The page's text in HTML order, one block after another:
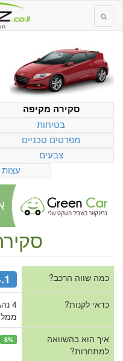
סקירה מקיפה
בטיחות
מפרטים טכניים
צבעים
כמה שווה הרכב?
כדאי לקנות?
4
איך הוא בהשוואה
למתחרות?
8%